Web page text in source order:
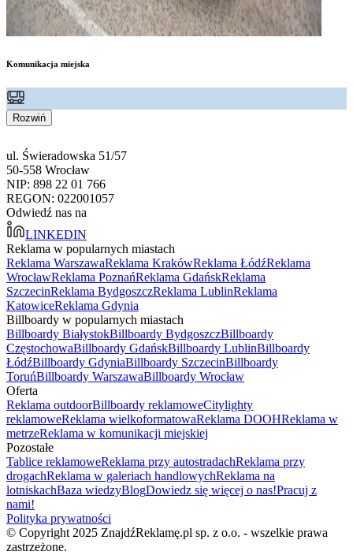
Komunikacja miejska
Rozwiń
ul. Świeradowska 51/57
50-558 Wrocław
NIP: 898 22 01 766
REGON: 022001057
Odwiedź nas na
LINKEDIN
Reklama w popularnych miastach
Reklama WarszawaReklama KrakówReklama ŁódźReklama
WrocławReklama PoznańReklama GdańskReklama
SzczecinReklama BydgoszczReklama LublinReklama
KatowiceReklama Gdynia
Billboardy w popularnych miastach
Billboardy BiałystokBillboardy BydgoszczBillboardy
CzęstochowaBillboardy GdańskBillboardy LublinBillboardy
ŁódźBillboardy GdyniaBillboardy SzczecinBillboardy
ToruńBillboardy WarszawaBillboardy Wrocław
Oferta
Reklama outdoorBillboardy reklamoweCitylighty
reklamoweReklama wielkoformatowaReklama DOOHReklama w
metrzeReklama w komunikacji miejskiej
Pozostałe
Tablice reklamoweReklama przy autostradachReklama przy
drogachReklama w galeriach handlowychReklama na
lotniskachBaza wiedzyBlogDowiedz się więcej o nas!Pracuj z
nami!
Polityka prywatności
© Copyright 2025 ZnajdźReklamę.pl sp. z o.o. - wszelkie prawa
zastrzeżone.